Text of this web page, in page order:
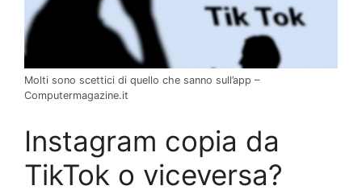
Molti sono scettici di quello che sanno sull’app –
Computermagazine.it
Instagram copia da
TikTok o viceversa?